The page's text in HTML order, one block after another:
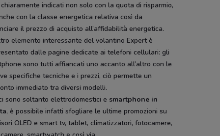
indicati non solo con la quota di risparmio,
con la classe energetica relativa così da
il prezzo di acquisto all’affidabilità energetica.
elemento interessante del volantino Expert è
dalle pagine dedicate ai telefoni cellulari: gli
sono tutti affiancati uno accanto all’altro con le
specifiche tecniche e i prezzi, ciò permette un
immediato tra diversi modelli.
sono soltanto elettrodomestici e smartphone in
, è possibile infatti sfogliare le ultime promozioni su
OLED e smart tv, tablet, climatizzatori, fotocamere,